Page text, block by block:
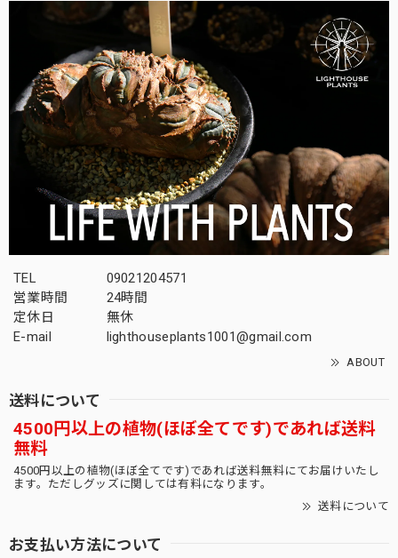
またすぐ解きたくなりそうです。飼育しっかり頑張ります。
この度はお買い上げ頂き誠にありがとうござい
ました！ビギナー様ウエルカムです！育て方な
ど、ご不明な点がございましたら何なりとお申
し付けくださいませ。また次も是非！今後とも
よろしくお願いいたします。
木質化 まん丸 オベサ / ユーフォルビア
2026/03/12
間髪入れず、2回目の利用です。 これぞ王道ですね、満足で
す。 今回の梱包も完璧でした。 商品リストをまんべんなく
確認して 楽しんでいる今日このごろです。 また利用させて
頂きます！
も10株更新いたしますので、是非20時ジャスト
にお待ちいたしております！
オス株 ラギット マウンテン オベサ / 木質化 良形株
TEL
09021204571
営業時間
24時間
定休日
無休
E-mail
lighthouseplants1001@gmail.com
ABOUT
送料について
4500円以上の植物(ほぼ全てです)であれば送料
無料
4500円以上の植物(ほぼ全てです)であれば送料無料にてお届けいたし
ます。ただしグッズに関しては有料になります。
送料について
お支払い方法について